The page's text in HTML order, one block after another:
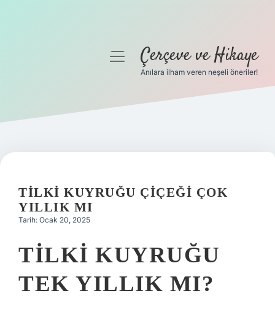
Gizlilik Politikası
Yasal Uyarı
menüyüÇerçeve ve Hikaye
Anılara ilham veren neşeli öneriler!
TILKI KUYRUĞU ÇIÇEĞI ÇOK
YILLIK MI
Tarih: Ocak 20, 2025
TILKI KUYRUĞU
TEK YILLIK MI?